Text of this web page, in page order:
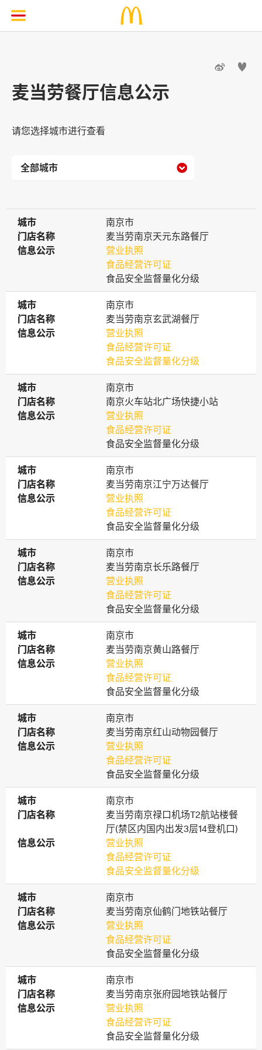
 
麦当劳餐厅信息公示
请您选择城市进行查看

城市
城市
南京市
门店名称
门店名称
麦当劳南京天元东路餐厅
信息公示
信息公示
营业执照
食品经营许可证
食品安全监督量化分级
城市
城市
南京市
门店名称
门店名称
麦当劳南京玄武湖餐厅
信息公示
信息公示
营业执照
食品经营许可证
食品安全监督量化分级
城市
城市
南京市
门店名称
门店名称
南京火车站北广场快捷小站
信息公示
信息公示
营业执照
食品经营许可证
食品安全监督量化分级
城市
城市
南京市
门店名称
门店名称
麦当劳南京江宁万达餐厅
信息公示
信息公示
营业执照
食品经营许可证
食品安全监督量化分级
城市
城市
南京市
门店名称
门店名称
麦当劳南京长乐路餐厅
信息公示
信息公示
营业执照
食品经营许可证
食品安全监督量化分级
城市
城市
南京市
门店名称
门店名称
麦当劳南京黄山路餐厅
信息公示
信息公示
营业执照
食品经营许可证
食品安全监督量化分级
城市
城市
南京市
门店名称
门店名称
麦当劳南京红山动物园餐厅
信息公示
信息公示
营业执照
食品经营许可证
食品安全监督量化分级
城市
城市
南京市
门店名称
门店名称
麦当劳南京禄口机场T2航站楼餐
厅(禁区内国内出发3层14登机口)
信息公示
信息公示
营业执照
食品经营许可证
食品安全监督量化分级
城市
城市
南京市
门店名称
门店名称
麦当劳南京仙鹤门地铁站餐厅
信息公示
信息公示
营业执照
食品经营许可证
食品安全监督量化分级
城市
城市
南京市
门店名称
门店名称
麦当劳南京张府园地铁站餐厅
信息公示
信息公示
营业执照
食品经营许可证
食品安全监督量化分级